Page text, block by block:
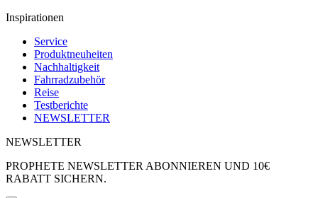
Inspirationen
Service
Produktneuheiten
Nachhaltigkeit
Fahrradzubehör
Reise
Testberichte
NEWSLETTER
NEWSLETTER
PROPHETE NEWSLETTER ABONNIEREN UND 10€
RABATT SICHERN.